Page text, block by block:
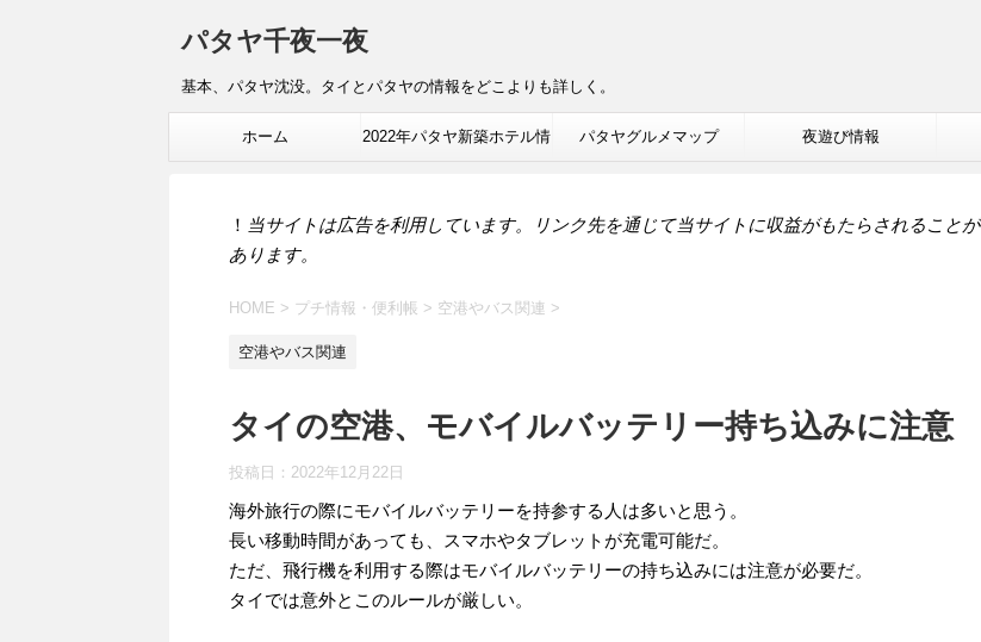
パタヤ千夜一夜
基本、パタヤ沈没。タイとパタヤの情報をどこよりも詳しく。
ホーム 2022年パタヤ新築ホテル情 パタヤグルメマップ 夜遊び情報
！ 当サイトは広告を利用しています。リンク先を通じて当サイトに収益がもたらされることが
あります。
HOME > プチ情報・便利帳 > 空港やバス関連 >
空港やバス関連
タイの空港、モバイルバッテリー持ち込みに注意
投稿日： 2022年12月22日
海外旅行の際にモバイルバッテリーを持参する人は多いと思う。
長い移動時間があっても、スマホやタブレットが充電可能だ。
ただ、飛行機を利用する際はモバイルバッテリーの持ち込みには注意が必要だ。
タイでは意外とこのルールが厳しい。